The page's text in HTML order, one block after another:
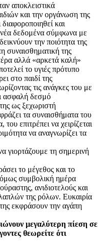
αποκλειστικά
και την οργάνωση της
και
νέα δεδομένα σύμφωνα με
την ποιότητα της
συναισθηματική της
αλλά «αρκετά καλή»
το υγιές πρότυπο
στο παιδί της
τις ανάγκες του με
ασφαλή δεσμό
ως ξεχωριστή
τα συναισθήματα του
επιτρέπει να χειρίζεται
να αναγνωρίζει τα
γιορτάζουμε τη σημερινή
το μέγεθος και το
όμως συμβολική ημέρα
ανιδιοτελούς και
της ρόλων. Ευκαιρία
εκφράσουν την αγάπη
μεγαλύτερη πίεση σε
θεωρείτε ότι